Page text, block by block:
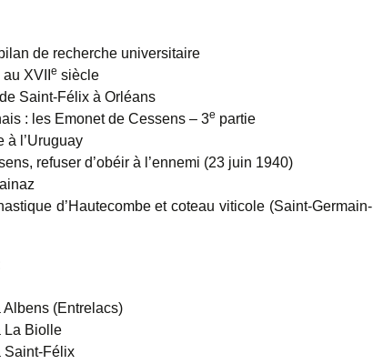
de recherche universitaire
XVII e siècle
Saint-Félix à Orléans
: les Emonet de Cessens – 3e partie
à l’Uruguay
refuser d’obéir à l’ennemi (23 juin 1940)
d’Hautecombe et coteau viticole (Saint-Germain-
Albens (Entrelacs)
La Biolle
Saint-Félix